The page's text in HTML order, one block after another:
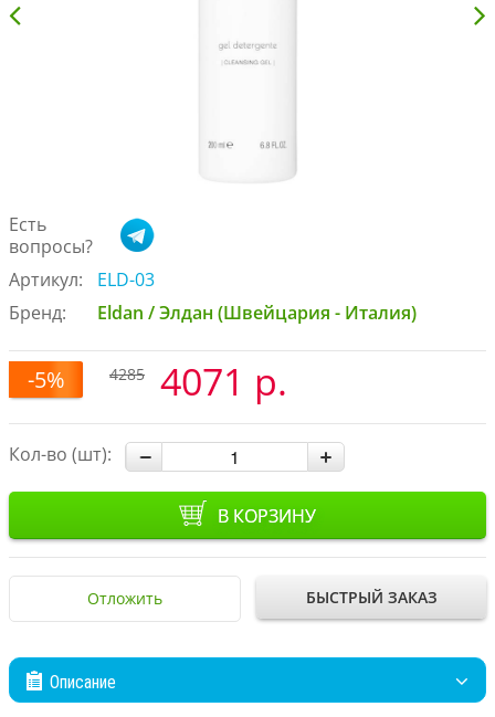
Есть
вопросы?
Артикул:
ELD-03
Бренд:
Eldan / Элдан (Швейцария - Италия)
-5% 4285 4071 р.
Кол-во (шт):
В КОРЗИНУ
Отложить БЫСТРЫЙ ЗАКАЗ
Описание